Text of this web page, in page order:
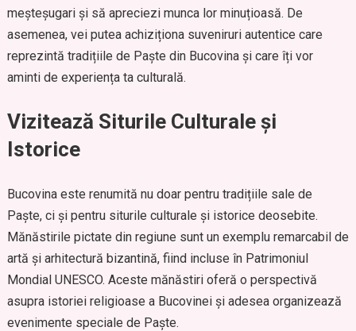
meșteșugari și să apreciezi munca lor minuțioasă. De
asemenea, vei putea achiziționa suveniruri autentice care
reprezintă tradițiile de Paște din Bucovina și care îți vor
aminti de experiența ta culturală.
Vizitează Siturile Culturale și
Istorice
Bucovina este renumită nu doar pentru tradițiile sale de
Paște, ci și pentru siturile culturale și istorice deosebite.
Mănăstirile pictate din regiune sunt un exemplu remarcabil de
artă și arhitectură bizantină, fiind incluse în Patrimoniul
Mondial UNESCO. Aceste mănăstiri oferă o perspectivă
asupra istoriei religioase a Bucovinei și adesea organizează
evenimente speciale de Paște.